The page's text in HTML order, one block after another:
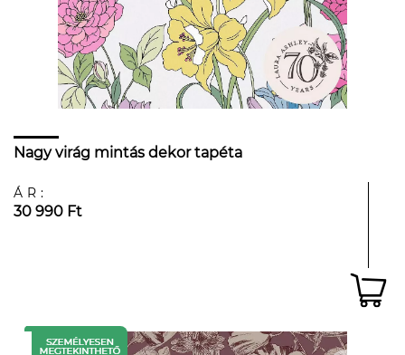
Nagy virág mintás dekor tapéta
ÁR:
30 990 Ft